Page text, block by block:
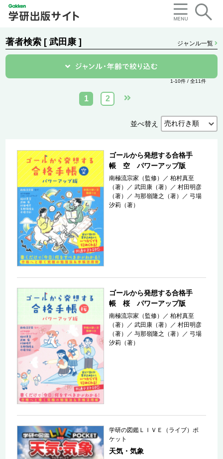
著者検索 [ 武田康 ] ジャンル一覧
1-10件 / 全11件
1 2
並べ替え
ゴールから発想する合格手
帳 空 パワーアップ版
南極流宗家（監修） ／柏村真至
（著）
／武田康（著） ／村田明彦
（著）
／与那嶺隆之（著） ／ 弓場
汐莉（著）
ゴールから発想する合格手
帳 桜 パワーアップ版
南極流宗家（監修） ／柏村真至
（著）
／武田康（著） ／村田明彦
（著）
／与那嶺隆之（著） ／ 弓場
汐莉（著）
学研の図鑑ＬＩＶＥ（ライブ）ポ
ケット
天気・気象